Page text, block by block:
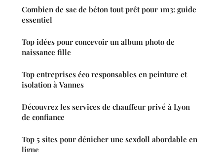
Combien de sac de béton tout prêt pour 1m3: guide
essentiel
Top idées pour concevoir un album photo de
naissance fille
Top entreprises éco responsables en peinture et
isolation à Vannes
Découvrez les services de chauffeur privé à Lyon
de confiance
Top 5 sites pour dénicher une sexdoll abordable en
ligne